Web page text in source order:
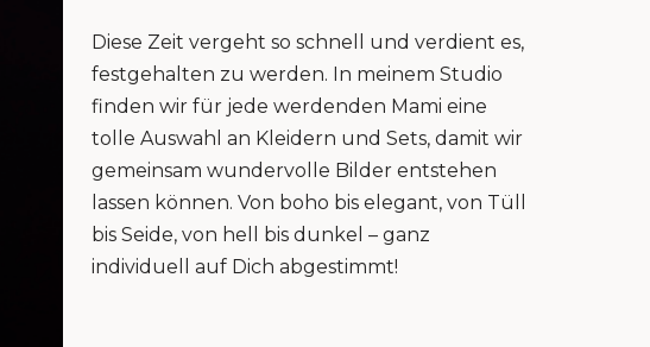
Diese Zeit vergeht so schnell und verdient es,
festgehalten zu werden. In meinem Studio
finden wir für jede werdenden Mami eine
tolle Auswahl an Kleidern und Sets, damit wir
gemeinsam wundervolle Bilder entstehen
lassen können. Von boho bis elegant, von Tüll
bis Seide, von hell bis dunkel – ganz
individuell auf Dich abgestimmt!